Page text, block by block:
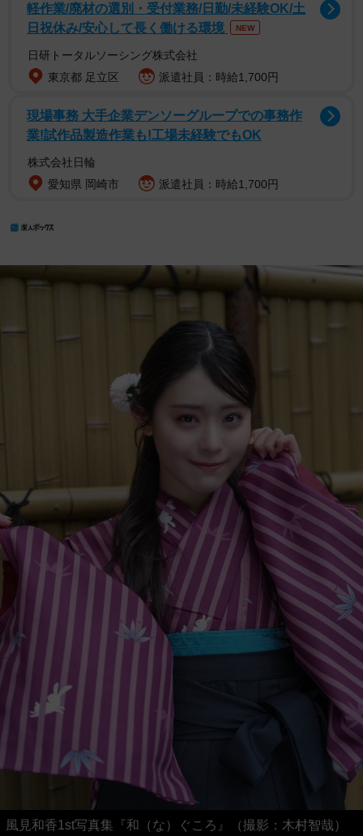
軽作業/廃材の選別・受付業務/日勤/未経験OK/土
日祝休み/安心して長く働ける環境
NEW
日研トータルソーシング株式会社
東京都 足立区
派遣社員：時給1,700円
現場事務 大手企業デンソーグループでの事務作
業!試作品製造作業も!工場未経験でもOK
株式会社日輪
愛知県 岡崎市
派遣社員：時給1,700円
風見和香1st写真集『和（な）ぐころ』（撮影：木村智哉）